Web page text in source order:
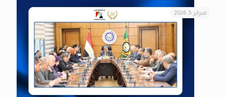
فبراير 5, 2026